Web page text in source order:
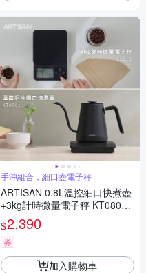
手沖組合，細口壺電子秤
ARTISAN 0.8L溫控細口快煮壺
+3kg計時微量電子秤 KT0801+
ES02B｜超值組合
$2,390
券
加入購物車